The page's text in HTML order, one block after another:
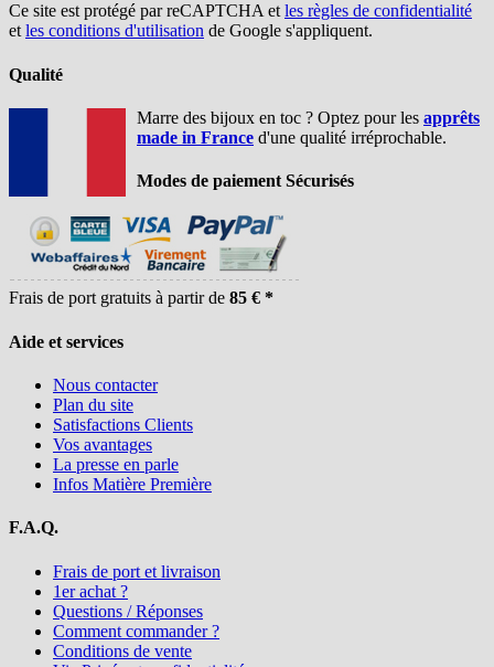
Ce site est protégé par reCAPTCHA etles règles de confidentialité
etles conditions d'utilisation de Google s'appliquent.
Qualité
Marre des bijoux en toc ? Optez pour les apprêts
made in France d'une qualité irréprochable.
Modes de paiement Sécurisés
Frais de port gratuits à partir de 85 € *
Aide et services
Nous contacter
Plan du site
Satisfactions Clients
Vos avantages
La presse en parle
Infos Matière Première
F.A.Q.
Frais de port et livraison
1er achat ?
Questions / Réponses
Comment commander ?
Conditions de vente